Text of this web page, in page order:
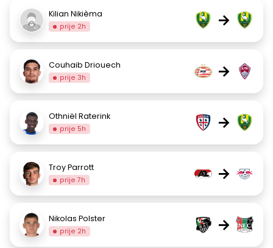
Kilian Nikièma
prije 2h →
Couhaib Driouech
prije 3h →
Othniël Raterink
prije 5h →
Troy Parrott
prije 7h →
Nikolas Polster
prije 2h →